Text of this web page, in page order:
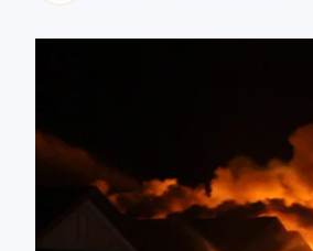
zaobserwuj nas
zaobserwuj nas